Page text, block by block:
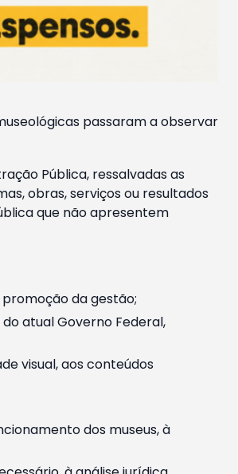
passaram a observar
Pública, ressalvadas as
obras, serviços ou resultados
que não apresentem
da gestão;
atual Governo Federal,
visual, aos conteúdos
dos museus, à